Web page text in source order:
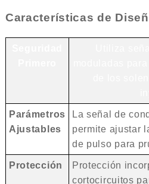
Características de
Parámetros
Ajustables
La señal de
permite ajustar
de pulso para
Protección
Protección
cortocircuitos